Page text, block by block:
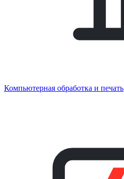
Компьютерная обработка и печать